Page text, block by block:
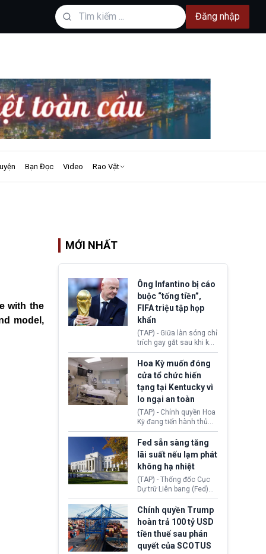
Đăng nhập
Bạn Đọc Video Rao Vặt
with the
model,
MỚI NHẤT
Ông Infantino bị cáo
buộc “tống tiền”,
FIFA triệu tập họp
khẩn
(TAP) - Giữa làn sóng chỉ
trích gay gắt sau khi kế
hoạch thương mại hoá
World Cup bị phanh phui,
Chủ tịch Gianni Infantino
tiếp tục đối mặt cáo
buộc dùng sức ép tài
chính để đổi lấy sự ủng
chính trị từ Liên đoàn
Bóng đá Jordan. Trước
áp lực dồn dập, FIFA phải
tổ chức cuộc họp khẩn ở
Morocco.
Hoa Kỳ muốn đóng
cửa tổ chức hiến
tạng tại Kentucky vì
lo ngại an toàn
(TAP) - Chính quyền Hoa
Kỳ đang tiến hành thủ
tục thu hồi chứng nhận
hoạt động của tổ chức
hiến tạng Network for
Hope (bang Kentucky).
Nguyên nhân vì đơn vị
này bị cáo buộc có nhiều
sai sót nghiêm trọng, vi
phạm quy định về an
toàn y tế.
Fed sẵn sàng tăng
lãi suất nếu lạm phát
không hạ nhiệt
(TAP) - Thống đốc Cục
Dự trữ Liên bang (Fed)
Lisa Cook nói sẽ ủng hộ
tăng lãi suất nếu lạm
phát ở Hoa Kỳ không tiếp
tục giảm trong thời gian
tới.
Chính quyền Trump
hoàn trả 100 tỷ USD
tiền thuế sau phán
quyết của SCOTUS